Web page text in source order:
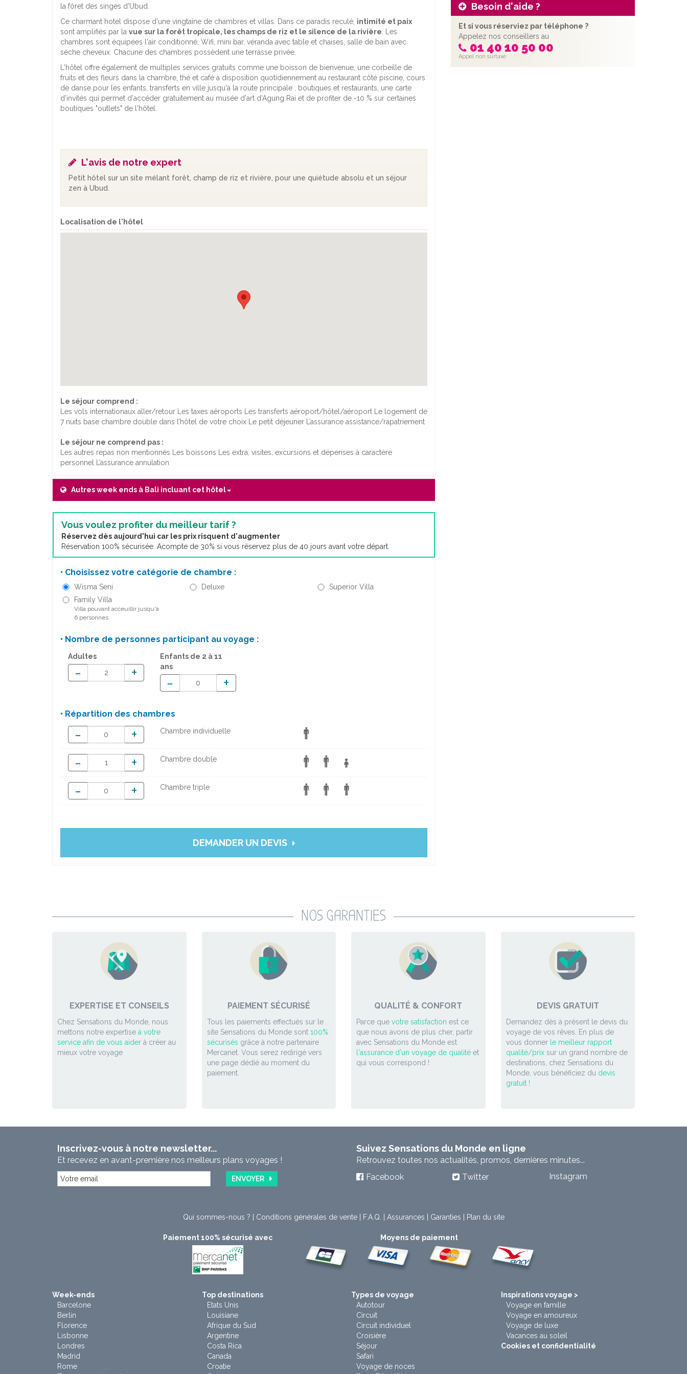
Besoin d'aide ?
Et si vous réserviez par téléphone ?
Appelez nos conseillers au
01 40 10 50 00
Appel non surtaxé
la fôret des singes d'Ubud.
Ce charmant hotel dispose d'une vingtaine de chambres et villas. Dans ce paradis reculé, intimité et paix
sont amplifiés par la vue sur la forêt tropicale, les champs de riz et le silence de la rivière. Les
chambres sont équipées l'air conditionné, Wifi, mini bar, véranda avec table et chaises, salle de bain avec
sèche cheveux. Chacune des chambres possèdent une terrasse privée.
L'hôtel offre également de multiples services gratuits comme une boisson de bienvenue, une corbeille de
fruits et des fleurs dans la chambre, thé et café à disposition quotidiennement au restaurant côté piscine, cours
de danse pour les enfants, transferts en ville jusqu'à la route principale , boutiques et restaurants, une carte
d'invités qui permet d'accéder gratuitement au musée d'art d'Agung Rai et de profiter de -10 % sur certaines
boutiques "outlets" de l'hôtel.
L'avis de notre expert
Petit hôtel sur un site mélant forêt, champ de riz et rivière, pour une quiétude absolu et un séjour
zen à Ubud.
Localisation de l'hôtel
Le séjour comprend :
Les vols internationaux aller/retour Les taxes aéroports Les transferts aéroport/hôtel/aéroport Le logement de
7 nuits base chambre double dans l’hôtel de votre choix Le petit déjeuner L’assurance assistance/rapatriement
Le séjour ne comprend pas :
Les autres repas non mentionnés Les boissons Les extra, visites, excursions et dépenses à caractère
personnel L’assurance annulation
Autres week ends à Bali incluant cet hôtel
Vous voulez profiter du meilleur tarif ?
Réservez dès aujourd'hui car les prix risquent d'augmenter
Réservation 100% sécurisée. Acompte de 30% si vous réservez plus de 40 jours avant votre départ.
• Choisissez votre catégorie de chambre :
Wisma Seni Deluxe
Superior Villa
Family Villa
Villa pouvant acceuillir jusqu'à
6 personnes
• Nombre de personnes participant au voyage :
Adultes
- +
Enfants de 2 à 11
ans
- +
• Répartition des chambres
- + Chambre individuelle
- + Chambre double
- + Chambre triple
DEMANDER UN DEVIS
NOS GARANTIES
EXPERTISE ET CONSEILS
Chez Sensations du Monde, nous
mettons notre expertise à votre
service afin de vous aider à créer au
mieux votre voyage
PAIEMENT SÉCURISÉ
Tous les paiements effectués sur le
site Sensations du Monde sont 100%
sécurisés grâce à notre partenaire
Mercanet. Vous serez redirigé vers
une page dédié au moment du
paiement.
QUALITÉ & CONFORT
Parce que votre satisfaction est ce
que nous avons de plus cher, partir
avec Sensations du Monde est
l'assurance d'un voyage de qualité et
qui vous correspond !
DEVIS GRATUIT
Demandez dès à présent le devis du
voyage de vos rêves. En plus de
vous donner le meilleur rapport
qualité/prixsur un grand nombre de
destinations, chez Sensations du
Monde, vous bénéficiez du devis
gratuit !
Inscrivez-vous à notre newsletter...
Et recevez en avant-première nos meilleurs plans voyages !
ENVOYER
Suivez Sensations du Monde en ligne
Retrouvez toutes nos actualités, promos, dernières minutes...
Facebook
Twitter Instagram
Qui sommes-nous ? Conditions générales de vente| F.A.Q. Assurances Garanties Plan du site
Paiement 100% sécurisé avec Moyens de paiement
Week-ends
Barcelone
Berlin
Florence
Lisbonne
Londres
Madrid
Rome
Top destinations
Etats Unis
Louisiane
Afrique du Sud
Argentine
Costa Rica
Canada
Croatie
Types de voyage
Autotour
Circuit
Circuit individuel
Croisière
Séjour
Safari
Voyage de noces
Inspirations voyage >
Voyage en famille
Voyage en amoureux
Voyage de luxe
Vacances au soleil
Cookies et confidentialité